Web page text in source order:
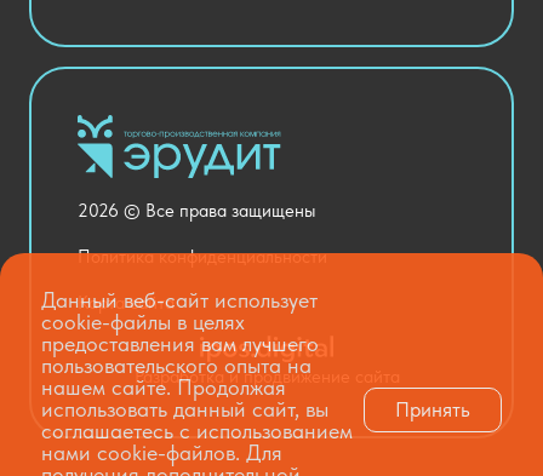
Столовая и пищеблок
Оснащение кабинетов
Медицинский кабинет
Национальные проекты
2026 © Все права защищены
Политика конфиденциальности
Карта сайта
Разработка и продвижение сайта
Данный веб-сайт использует
cookie-файлы в целях
предоставления вам лучшего
пользовательского опыта на
нашем сайте. Продолжая
использовать данный сайт, вы
соглашаетесь с использованием
нами cookie-файлов. Для
Принять